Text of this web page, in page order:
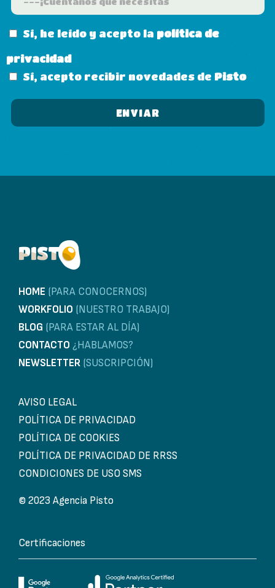
Sí, he leído y acepto la política de
privacidad
Sí, acepto recibir novedades de Pisto
HOME (PARA CONOCERNOS)
WORKFOLIO (NUESTRO TRABAJO)
BLOG (PARA ESTAR AL DÍA)
CONTACTO ¿HABLAMOS?
NEWSLETTER (SUSCRIPCIÓN)
AVISO LEGAL
POLÍTICA DE PRIVACIDAD
POLÍTICA DE COOKIES
POLÍTICA DE PRIVACIDAD DE RRSS
CONDICIONES DE USO SMS
© 2023 Agencia Pisto
Certificaciones